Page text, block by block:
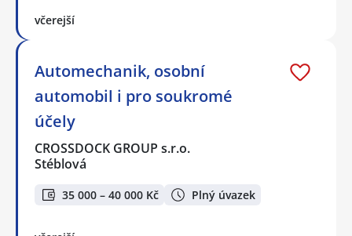
včerejší
Automechanik, osobní
automobil i pro soukromé
účely
CROSSDOCK GROUP s.r.o.
Stéblová
35 000 – 40 000 Kč Plný úvazek